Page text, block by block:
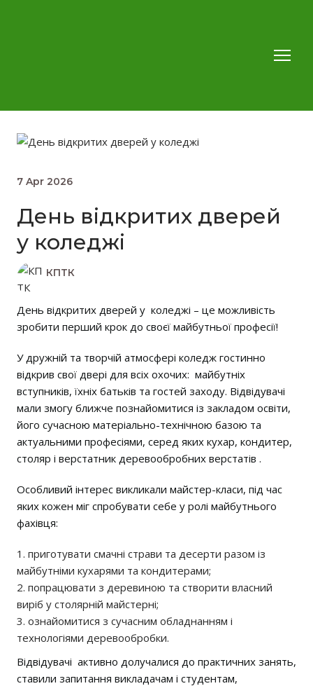
7 Apr 2026
День відкритих дверей
у коледжі
КПТК
День відкритих дверей у коледжі – це можливість
зробити перший крок до своєї майбутньої професії!
У дружній та творчій атмосфері коледж гостинно
відкрив свої двері для всіх охочих: майбутніх
вступників, їхніх батьків та гостей заходу. Відвідувачі
мали змогу ближче познайомитися із закладом освіти,
його сучасною матеріально-технічною базою та
актуальними професіями, серед яких кухар, кондитер,
столяр і верстатник деревообробних верстатів .
Особливий інтерес викликали майстер-класи, під час
яких кожен міг спробувати себе у ролі майбутнього
фахівця:
приготувати смачні страви та десерти разом із
майбутніми кухарями та кондитерами;
попрацювати з деревиною та створити власний
виріб у столярній майстерні;
ознайомитися з сучасним обладнанням і
технологіями деревообробки.
Відвідувачі активно долучалися до практичних занять,
ставили запитання викладачам і студентам,